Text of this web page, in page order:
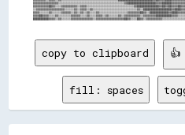
copy to clipboard
fill: spaces